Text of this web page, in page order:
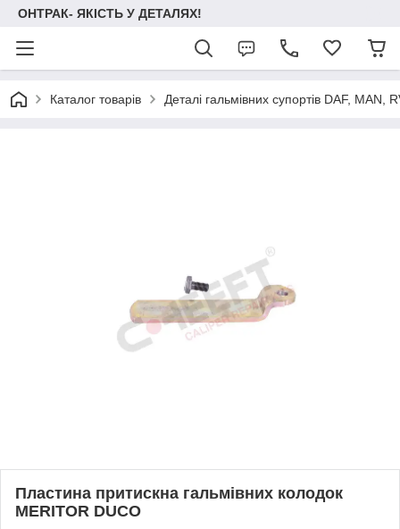
ОНТРАК- ЯКІСТЬ У ДЕТАЛЯХ!
Каталог товарів Деталі гальмівних супортів DAF,
Пластина притискна гальмівних колодок
MERITOR DUCO